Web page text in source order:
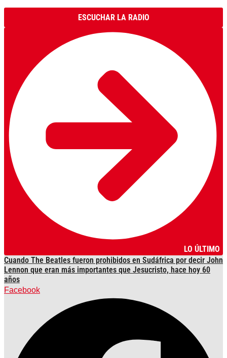
ESCUCHAR LA RADIO
LO ÚLTIMO
Cuando The Beatles fueron prohibidos en Sudáfrica por decir John
Lennon que eran más importantes que Jesucristo, hace hoy 60
años
Facebook